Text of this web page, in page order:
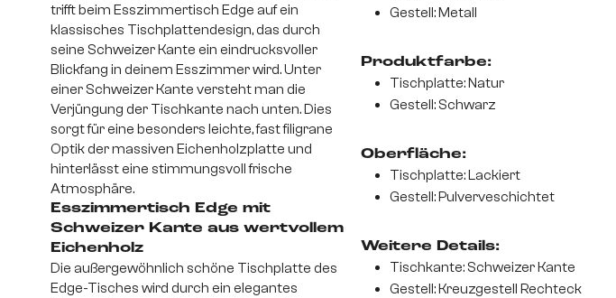
trifft beim Esszimmertisch Edge auf ein
klassisches Tischplattendesign, das durch
seine Schweizer Kante ein eindrucksvoller
Blickfang in deinem Esszimmer wird. Unter
einer Schweizer Kante versteht man die
Verjüngung der Tischkante nach unten. Dies
sorgt für eine besonders leichte, fast filigrane
Optik der massiven Eichenholzplatte und
hinterlässt eine stimmungsvoll frische
Atmosphäre.
Esszimmertisch Edge mit
Schweizer Kante aus wertvollem
Eichenholz
Die außergewöhnlich schöne Tischplatte des
Edge-Tisches wird durch ein elegantes
Gestell: Metall
Produktfarbe:
Tischplatte: Natur
Gestell: Schwarz
Oberfläche:
Tischplatte: Lackiert
Gestell: Pulverveschichtet
Weitere Details:
Tischkante: Schweizer Kante
Gestell: Kreuzgestell Rechteck